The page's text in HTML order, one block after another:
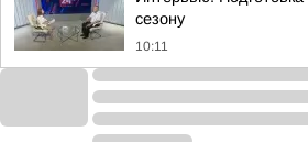
сезону
10:11